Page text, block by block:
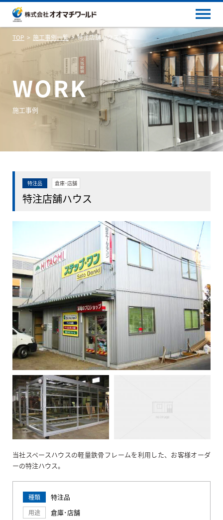
TOP 施工事例一覧 特注店舗ハウス
WORK
施工事例
特注店舗ハウス
特注品 倉庫･店舗
当社スペースハウスの軽量鉄骨フレームを利用した、お客様オーダ
ーの特注ハウス。
種類 特注品
用途 倉庫･店舗